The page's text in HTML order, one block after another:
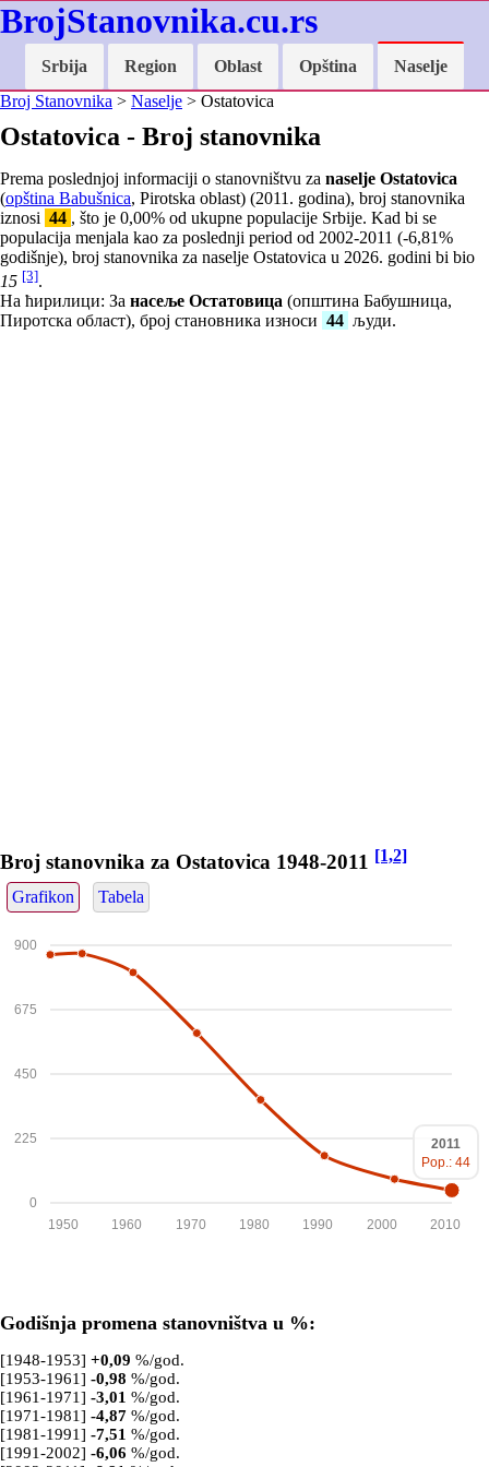
BrojStanovnika.cu.rs
Srbija Region Oblast Opština
Naselje
Broj Stanovnika > Naselje > Ostatovica
Ostatovica - Broj stanovnika
Prema poslednjoj informaciji o stanovništvu za naselje Ostatovica
(opština Babušnica, Pirotska oblast) (2011. godina), broj stanovnika
iznosi 44 , što je 0,00% od ukupne populacije Srbije. Kad bi se
populacija menjala kao za poslednji period od 2002-2011 (-6,81%
godišnje), broj stanovnika za naselje Ostatovica u 2026. godini bi bio
15 [3].
На ћирилици: За насеље Остатовица (општина Бабушница,
Пиротска област), број становника износи 44 људи.
Broj stanovnika za Ostatovica 1948-2011 [1,2]
Grafikon Tabela
0
225
450
675
900
2010
2000
1990
1980
1970
1960
1950
2011
Pop.: 44
Godišnja promena stanovništva u %:
[1948-1953] +0,09 %/god.
[1953-1961] -0,98 %/god.
[1961-1971] -3,01 %/god.
[1971-1981] -4,87 %/god.
[1981-1991] -7,51 %/god.
[1991-2002] -6,06 %/god.